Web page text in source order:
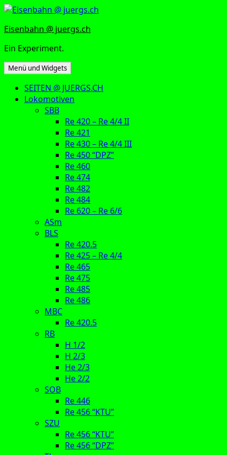
Zum
springen
Eisenbahn @ juergs.ch
Ein Experiment.
Menü und Widgets
SEITEN @ JUERGS.CH
Lokomotiven
SBB
Re 420 – Re 4/4 II
Re 421
Re 430 – Re 4/4 III
Re 450 “DPZ”
Re 460
Re 474
Re 482
Re 484
Re 620 – Re 6/6
ASm
BLS
Re 420.5
Re 425 – Re 4/4
Re 465
Re 475
Re 485
Re 486
MBC
Re 420.5
RB
H 1/2
H 2/3
He 2/3
He 2/2
SOB
Re 446
Re 456 “KTU”
SZU
Re 456 “KTU”
Re 456 “DPZ”